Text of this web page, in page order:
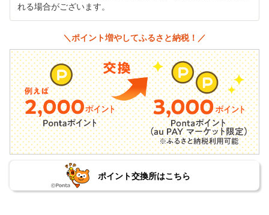
れる場合がございます。
＼ポイント増やしてふるさと納税！／
ポイント交換所はこちら